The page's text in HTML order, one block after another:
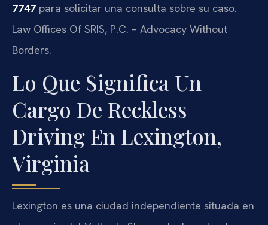
7747 para solicitar una consulta sobre su caso.
Law Offices Of SRIS, P.C. – Advocacy Without
Borders.
Lo Que Significa Un
Cargo De Reckless
Driving En Lexington,
Virginia
Lexington es una ciudad independiente situada en